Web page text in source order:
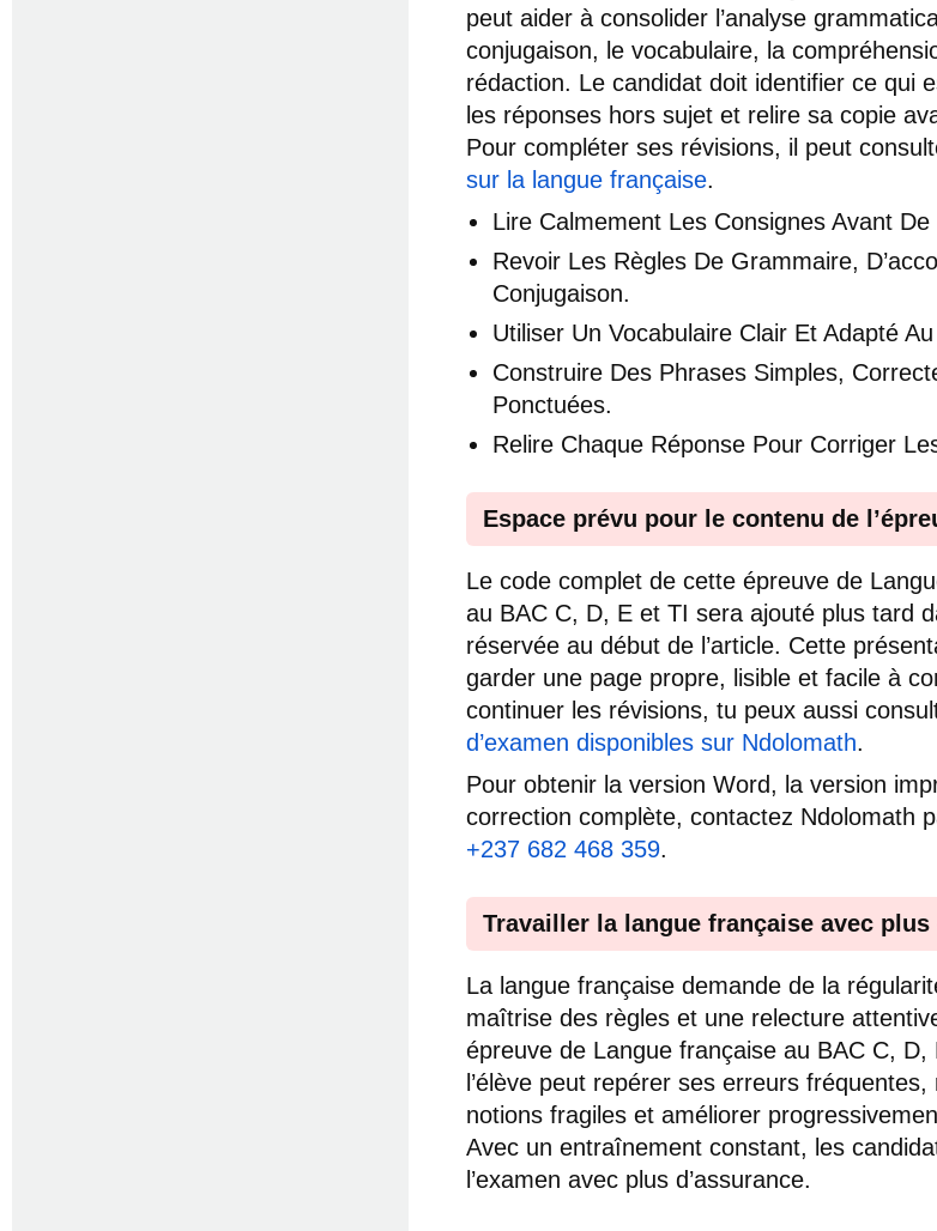
peut aider à consolider l’analyse
conjugaison, le vocabulaire, la
rédaction. Le candidat doit identifier ce qui
les réponses hors sujet et relire sa copie
Pour compléter ses révisions, il peut
sur la langue française.
Lire Calmement Les Consignes Avant De
Revoir Les Règles De Grammaire,
Conjugaison.
Utiliser Un Vocabulaire Clair Et Adapté
Construire Des Phrases Simples,
Ponctuées.
Relire Chaque Réponse Pour Corriger
Espace prévu pour le contenu de
Le code complet de cette épreuve de
au BAC C, D, E et TI sera ajouté plus tard
réservée au début de l’article. Cette
garder une page propre, lisible et facile à
continuer les révisions, tu peux aussi
d’examen disponibles sur Ndolomath.
Pour obtenir la version Word, la version
correction complète, contactez Ndolomath
+237 682 468 359.
Travailler la langue française avec plus
La langue française demande de la
maîtrise des règles et une relecture
épreuve de Langue française au BAC C, D,
l’élève peut repérer ses erreurs
notions fragiles et améliorer
Avec un entraînement constant, les
l’examen avec plus d’assurance.